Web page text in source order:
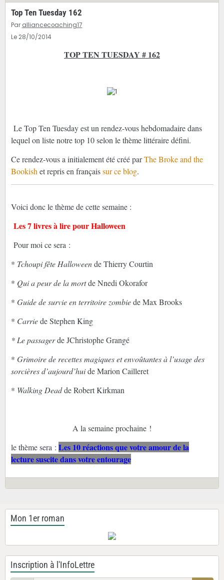
Top Ten Tuesday 162
Par alliancecoaching17
Le 28/10/2014
TOP TEN TUESDAY # 162
Le Top Ten Tuesday est un rendez-vous hebdomadaire dans
lequel on liste notre top 10 selon le thème littéraire défini.
Ce rendez-vous a initialement été créé parThe Broke and the
Bookish et repris en françaissur ce blog.
Voici donc le thème de cette semaine :
Les 7 livres à lire pour Halloween
Pour moi ce sera :
* Tchoupi fête Halloweende Thierry Courtin
* Qui a peur de la mortde Nnedi Okorafor
* Guide de survie en territoire zombiede Max Brooks
* Carriede Stephen King
* Le passagerde JChristophe Grangé
* Grimoire de recettes magiques et envoûtantes à l’usage des
sorcières d’aujourd’huide Marion Cailleret
* Walking Deadde Robert Kirkman
A la semaine prochaine !
le thème sera : Les 10 réactions que votre amour de la
lecture suscite dans votre entourage
Mon 1er roman
Inscription à l'InfoLettre